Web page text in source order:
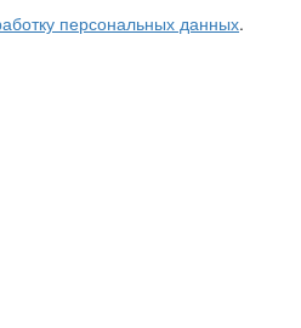
персональных данных.